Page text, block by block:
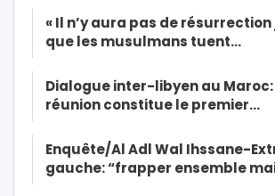
« Il n’y aura pas de
que les musulmans tuent…
Dialogue inter-libyen au Maroc:
réunion constitue le premier…
Enquête/Al Adl Wal Ihssane-
gauche: “frapper ensemble